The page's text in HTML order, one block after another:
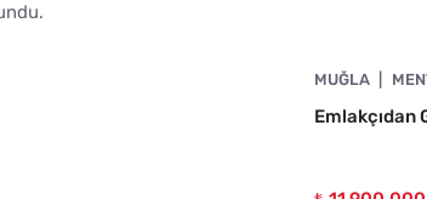
MUĞLA
Emlakçıdan